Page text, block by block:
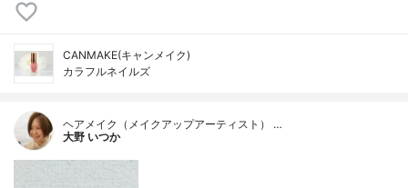
CANMAKE(キャンメイク)
カラフルネイルズ
ヘアメイク（メイクアップアーティスト） …
大野 いつか